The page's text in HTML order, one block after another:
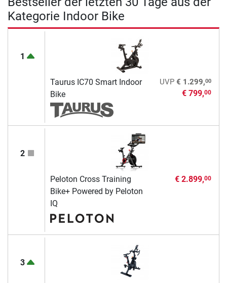
Kategorie Indoor Bike
1
Taurus IC70 Smart Indoor
Bike
UVP € 1.299,00
€ 799,00
2
Peloton Cross Training
Bike+ Powered by Peloton
IQ
€ 2.899,00
3